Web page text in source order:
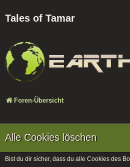
Tales of Tamar
Foren-Übersicht
Alle Cookies löschen
Bist du dir sicher, dass du alle Cookies des